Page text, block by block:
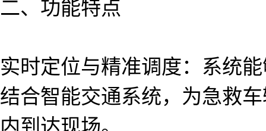
二、功能特点
实时定位与精准调度：系统
结合智能交通系统，为急救
内到达现场。